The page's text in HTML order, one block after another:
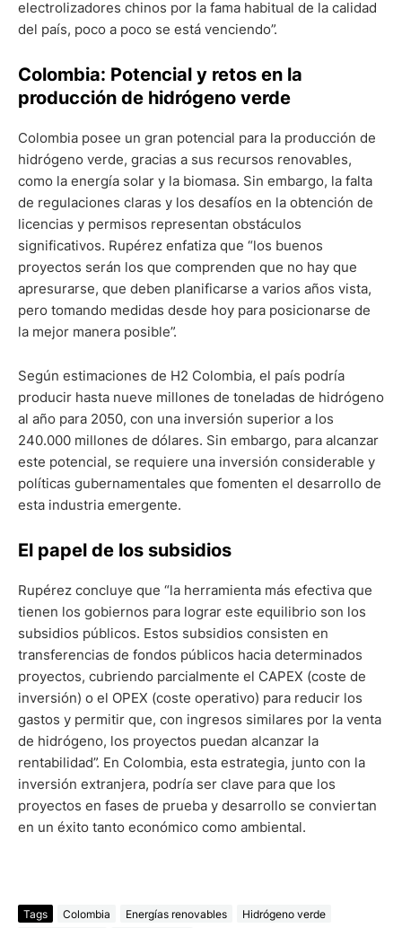
electrolizadores chinos por la fama habitual de la calidad
del país, poco a poco se está venciendo”.
Colombia: Potencial y retos en la
producción de hidrógeno verde
Colombia posee un gran potencial para la producción de
hidrógeno verde, gracias a sus recursos renovables,
como la energía solar y la biomasa. Sin embargo, la falta
de regulaciones claras y los desafíos en la obtención de
licencias y permisos representan obstáculos
significativos. Rupérez enfatiza que “los buenos
proyectos serán los que comprenden que no hay que
apresurarse, que deben planificarse a varios años vista,
pero tomando medidas desde hoy para posicionarse de
la mejor manera posible”.
Según estimaciones de H2 Colombia, el país podría
producir hasta nueve millones de toneladas de hidrógeno
al año para 2050, con una inversión superior a los
240.000 millones de dólares. Sin embargo, para alcanzar
este potencial, se requiere una inversión considerable y
políticas gubernamentales que fomenten el desarrollo de
esta industria emergente.
El papel de los subsidios
Rupérez concluye que “la herramienta más efectiva que
tienen los gobiernos para lograr este equilibrio son los
subsidios públicos. Estos subsidios consisten en
transferencias de fondos públicos hacia determinados
proyectos, cubriendo parcialmente el CAPEX (coste de
inversión) o el OPEX (coste operativo) para reducir los
gastos y permitir que, con ingresos similares por la venta
de hidrógeno, los proyectos puedan alcanzar la
rentabilidad”. En Colombia, esta estrategia, junto con la
inversión extranjera, podría ser clave para que los
proyectos en fases de prueba y desarrollo se conviertan
en un éxito tanto económico como ambiental.
Tags Colombia Energías renovables
Hidrógeno verde